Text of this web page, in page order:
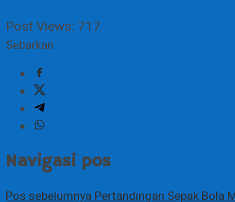
Post Views: 717
Sebarkan
Navigasi pos
Pos sebelumnyaPertandingan Sepak Bola